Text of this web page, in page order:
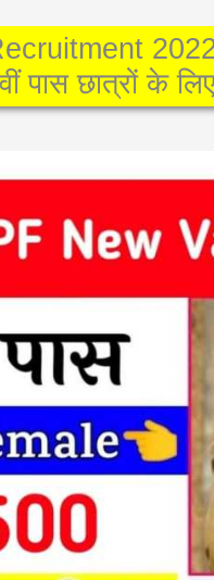
पास छात्रों के